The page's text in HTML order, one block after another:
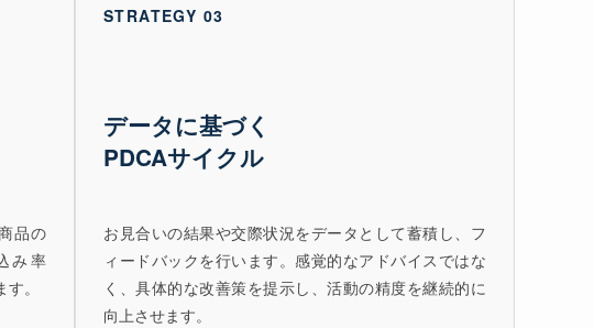
品の
み率
。
STRATEGY 03
データに基づく
PDCAサイクル
お見合いの結果や交際状況をデータとして蓄積し、フ
ィードバックを行います。感覚的なアドバイスではな
く、具体的な改善策を提示し、活動の精度を継続的に
向上させます。